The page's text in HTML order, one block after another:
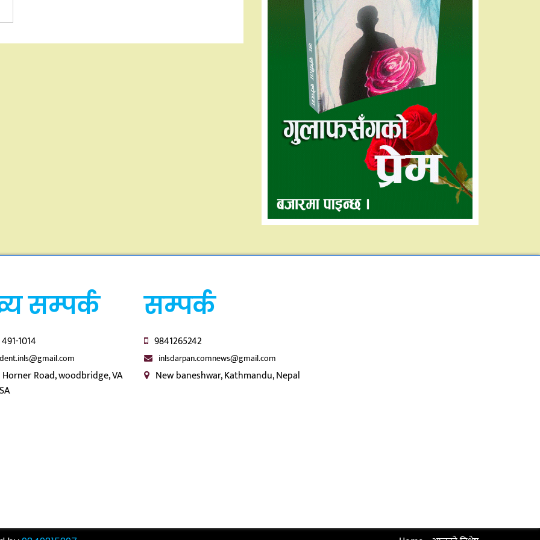
सम्पर्क
1014
Horner Road, woodbridge, VA
सम्पर्क
9841265242
inlsdarpan.comnews@gmail.com
New baneshwar, Kathmandu, Nepal